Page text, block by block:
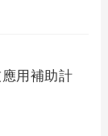
用補助計